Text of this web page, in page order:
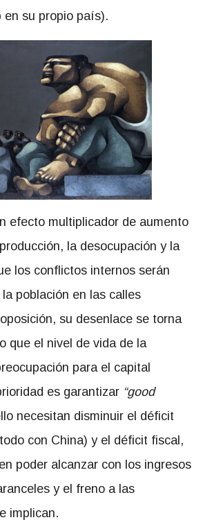
su propio país).
efecto multiplicador de aumento
la desocupación y la
los conflictos internos serán
población en las calles
su desenlace se torna
que el nivel de vida de la
para el capital
es garantizar “good
necesitan disminuir el déficit
con China) y el déficit fiscal,
poder alcanzar con los ingresos
y el freno a las
implican.